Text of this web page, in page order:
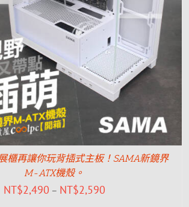
櫃再讓你玩背插式主板！SAMA新鏡界
M-ATX機殼。
NT$2,490 – NT$2,590